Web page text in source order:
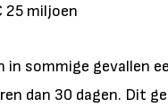
25 miljoen
in sommige gevallen
dan 30 dagen. Dit